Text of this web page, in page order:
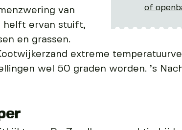
of
van
helft ervan stuift,
en grassen.
extreme
wel 50 graden worden. ’s